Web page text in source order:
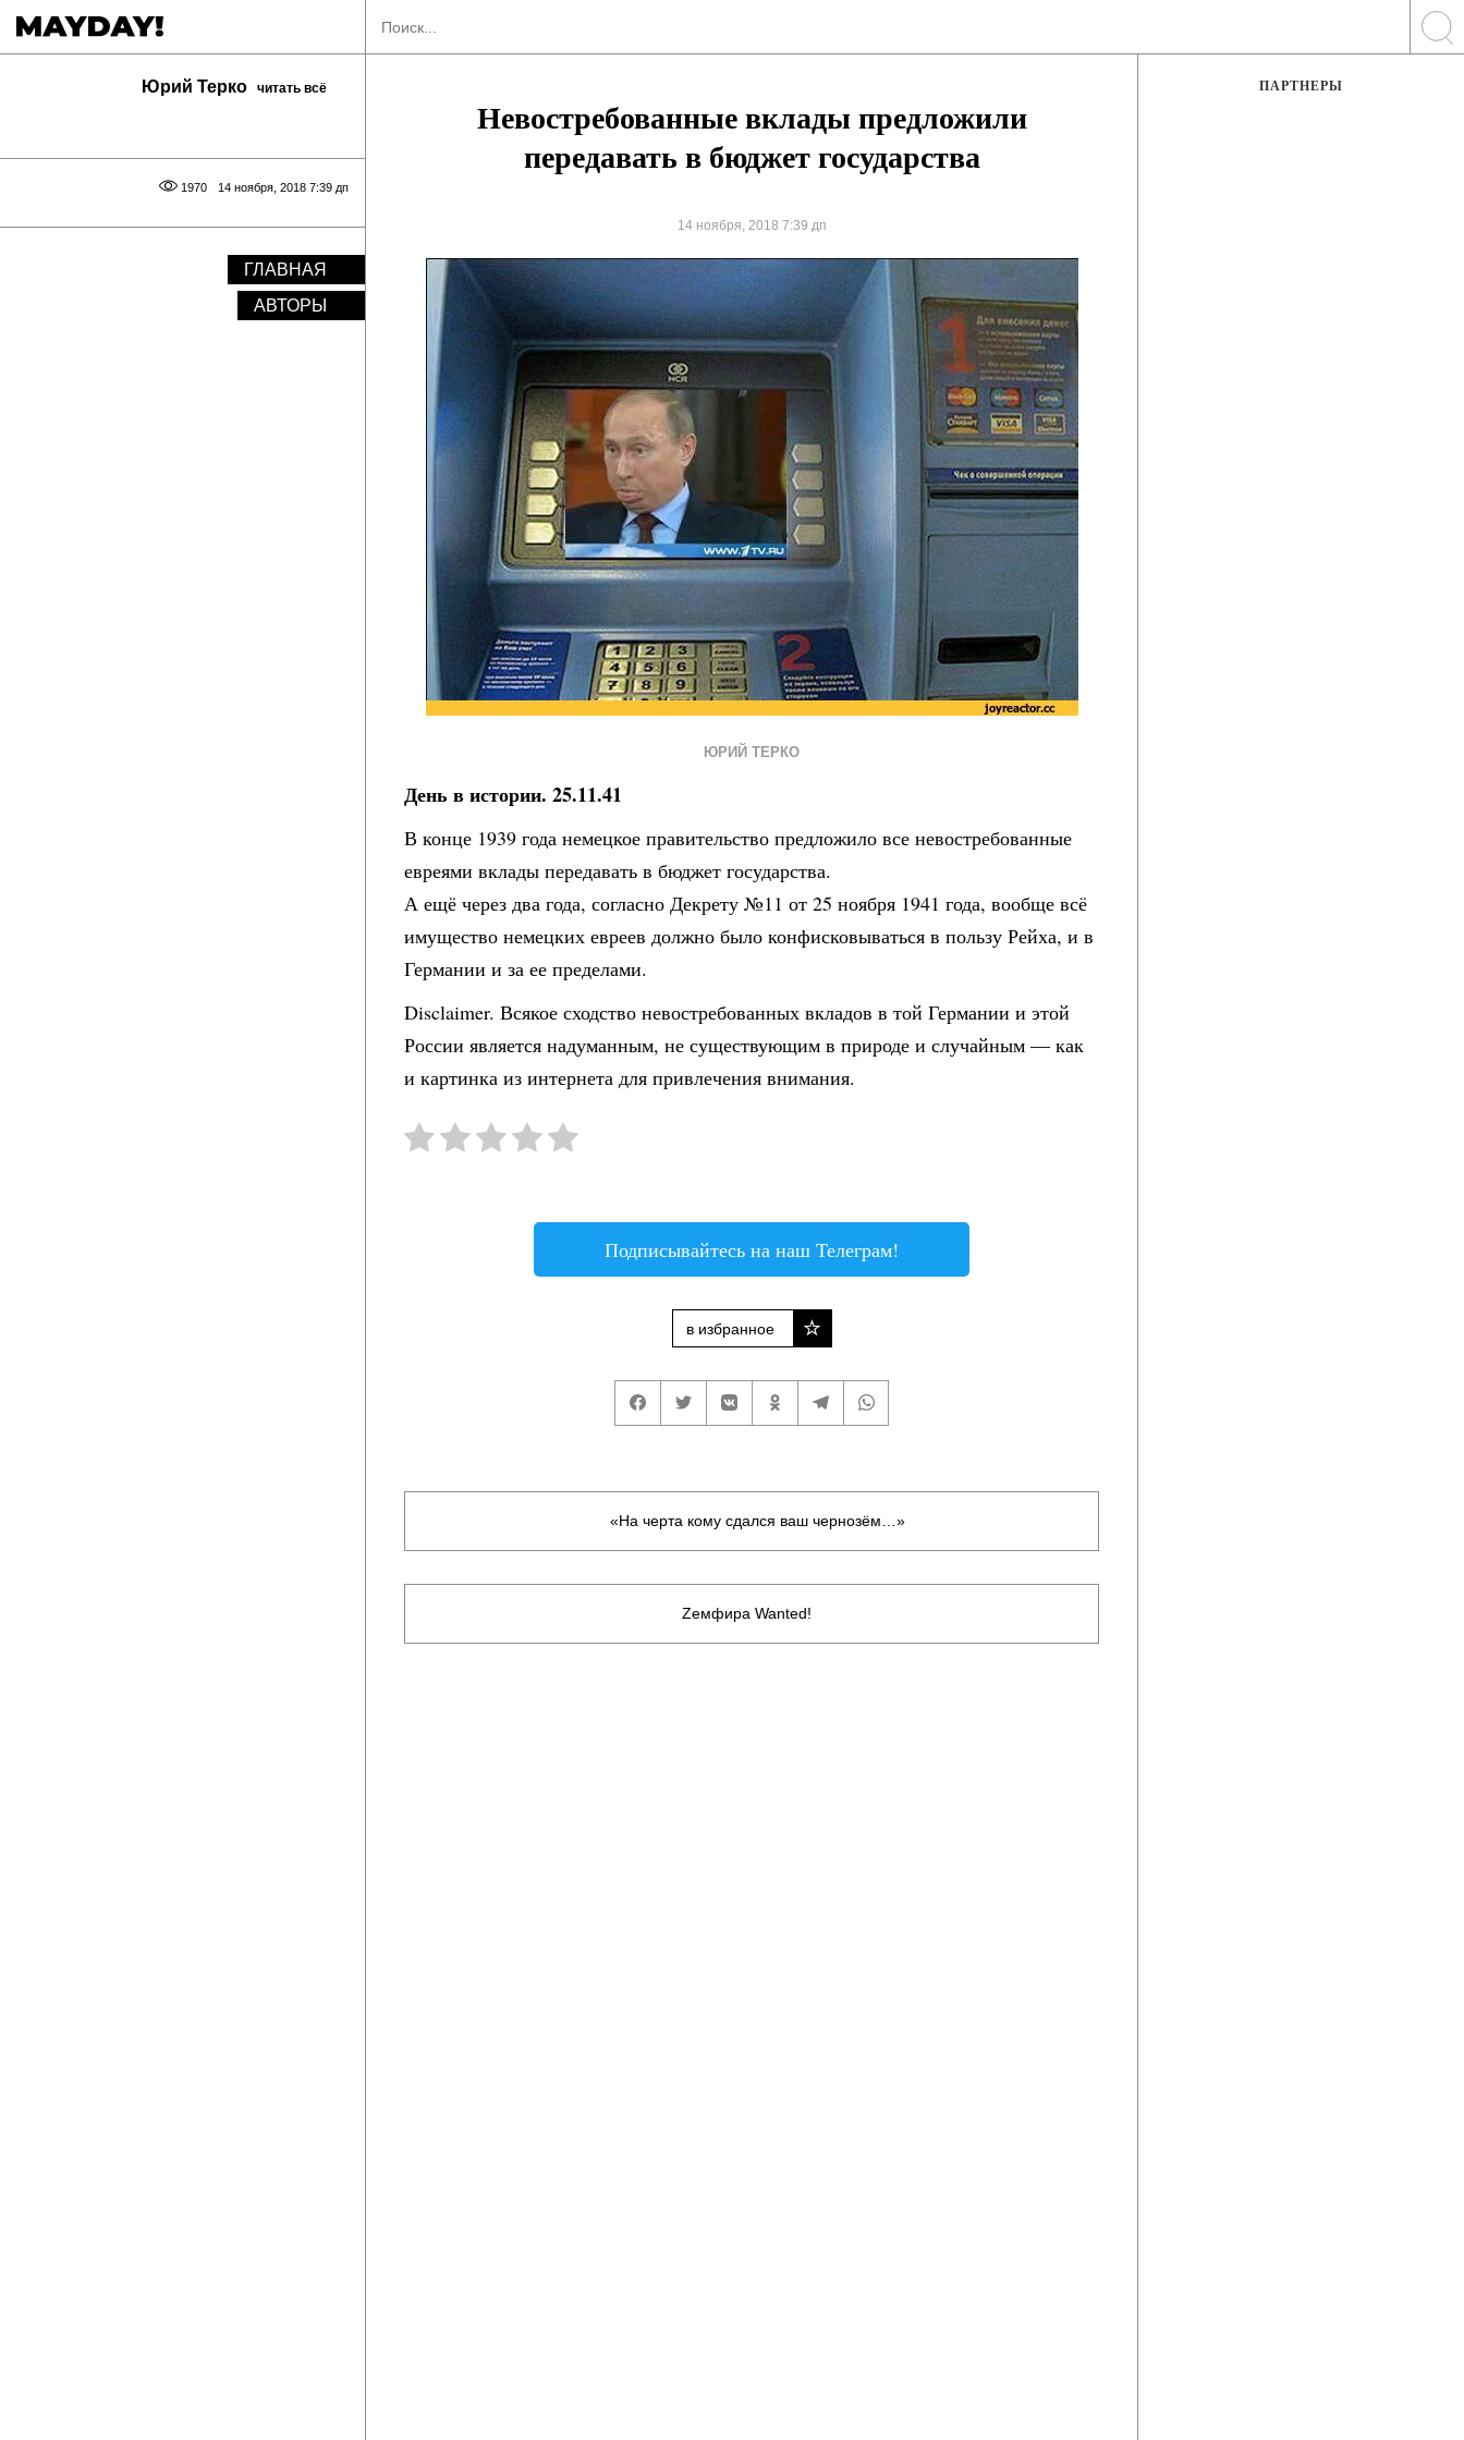
Юрий Терко читать всё
14 ноября, 2018 7:39 дп
1970
ГЛАВНАЯ
АВТОРЫ
Невостребованные вклады предложили
передавать в бюджет государства
14 ноября, 2018 7:39 дп
ЮРИЙ ТЕРКО
День в истории. 25.11.41
В конце 1939 года немецкое правительство предложило все невостребованные
евреями вклады передавать в бюджет государства.
А ещё через два года, согласно Декрету №11 от 25 ноября 1941 года, вообще всё
имущество немецких евреев должно было конфисковываться в пользу Рейха, и в
Германии и за ее пределами.
Disclaimer. Всякое сходство невостребованных вкладов в той Германии и этой
России является надуманным, не существующим в природе и случайным — как
и картинка из интернета для привлечения внимания.
Подписывайтесь на наш Телеграм!
в избранное
«На черта кому сдался ваш чернозём…»
Zемфира Wanted!
ПАРТНЕРЫ